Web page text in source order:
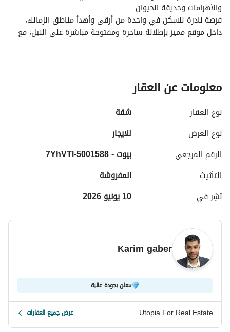
والأهرامات وحديقة الحيوان
طبيعية طوال اليوم وإطلالات خلابة من أغلب الغرف.
تفاصيل الوحدة:
مساحة 300 متر
3 غرف نوم واسعة
ريسبشن كبير بعدة قطع
مطبخ مجهز
تشطيبات راقية
موقع متميز جدًا في قلب الزمالك
الشقة مناسبة لمحبي الفخامة والهدوء والسكن الراقي، كما أنها
معيشة استثنائي في قلب القاهرة.
وحديقة الحيوان في واحدة من أندر وحدات الزمالك المتاحة للإيجار.
معلومات عن العقار
نوع العقار
شقة
نوع العرض
للايجار
الرقم المرجعي
بيوت - 5001588-7YhVTl
التأثيث
المفروشة
نُشِر في
10 يونيو 2026
Karim gaber
معلن بجودة عالية
Utopia For Real Estate عرض جميع العقارات